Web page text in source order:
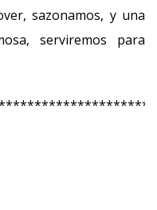
sazonamos, y una
serviremos para